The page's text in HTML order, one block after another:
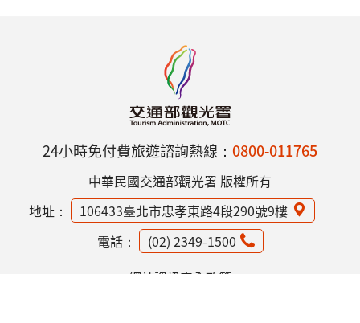
24小時免付費旅遊諮詢熱線： 0800-011765
中華民國交通部觀光署 版權所有
地址：
106433臺北市忠孝東路4段290號9樓
電話：
(02) 2349-1500
網站資訊安全政策